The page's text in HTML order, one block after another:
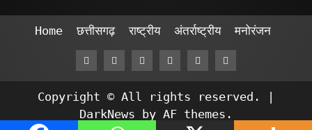
Home छत्तीसगढ़ राष्ट्रीय अंतर्राष्ट्रीय मनोरंजन
FacebookTwitterLinkedin
VK YoutubeInstagram
Copyright © All rights reserved.
|
DarkNews by AF themes.